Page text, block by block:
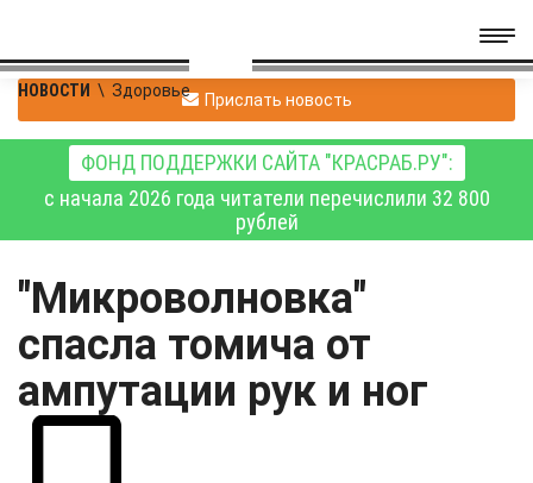
НОВОСТИ \ Здоровье Прислать новость
ФОНД ПОДДЕРЖКИ САЙТА "КРАСРАБ.РУ":
с начала 2026 года читатели перечислили 32 800
рублей
"Микроволновка"
спасла томича от
ампутации рук и ног